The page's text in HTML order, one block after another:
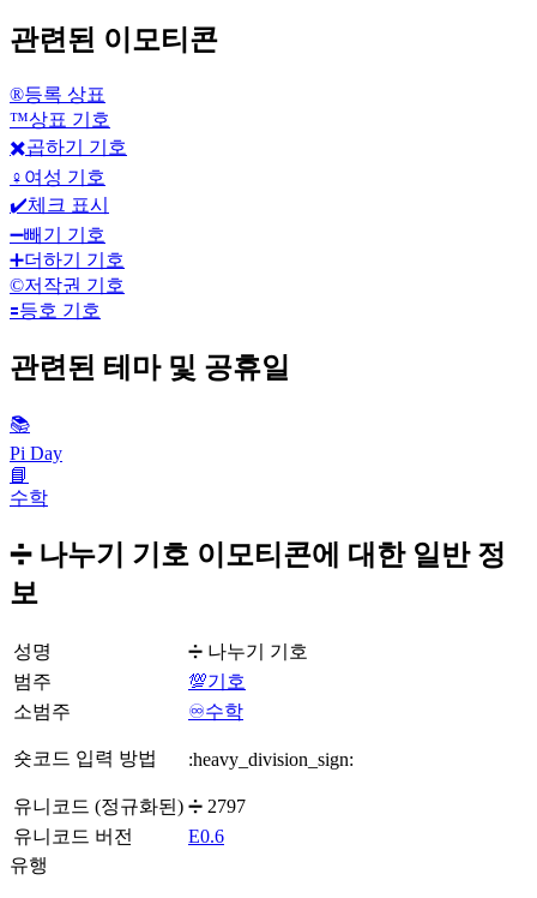
관련된 이모티콘
®️등록 상표
™️상표 기호
✖️곱하기 기호
♀️ 여성 기호
✔️체크 표시
➖빼기 기호
➕더하기 기호
©️저작권 기호
🟰등호 기호
관련된 테마 및 공휴일
📚
Pi Day
📘
수학
➗ 나누기 기호 이모티콘에 대한 일반 정
보
성명
➗ 나누기 기호
범주
💯기호
소범주
♾️수학
숏코드 입력 방법 :heavy_division_sign:
유니코드 (정규화된) ➗ 2797
유니코드 버전
E0.6
유행